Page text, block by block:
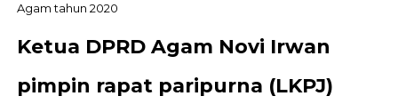
Agam tahun 2020
Ketua DPRD Agam Novi Irwan
pimpin rapat paripurna (LKPJ)